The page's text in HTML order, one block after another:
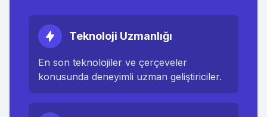
Teknoloji Uzmanlığı
En son teknolojiler ve çerçeveler
konusunda deneyimli uzman geliştiriciler.